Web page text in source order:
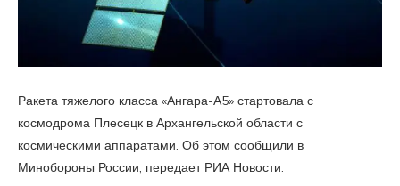
Ракета тяжелого класса «Ангара-А5» стартовала с
космодрома Плесецк в Архангельской области с
космическими аппаратами. Об этом сообщили в
Минобороны России, передает РИА Новости.